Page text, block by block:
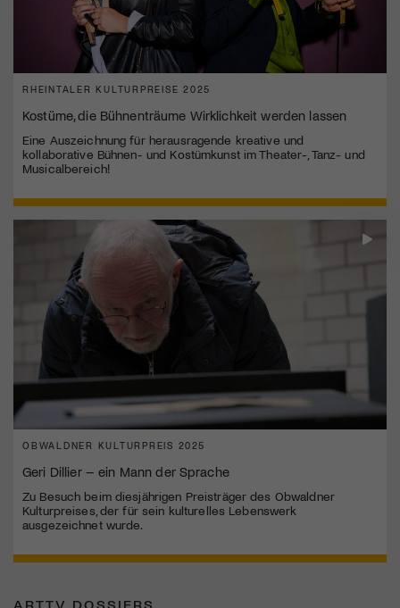
RHEINTALER KULTURPREISE 2025
Kostüme, die Bühnenträume Wirklichkeit werden lassen
Eine Auszeichnung für herausragende kreative und
kollaborative Bühnen- und Kostümkunst im Theater-, Tanz- und
Musicalbereich!
OBWALDNER KULTURPREIS 2025
Geri Dillier – ein Mann der Sprache
Zu Besuch beim diesjährigen Preisträger des Obwaldner
Kulturpreises, der für sein kulturelles Lebenswerk
ausgezeichnet wurde.
ARTTV DOSSIERS